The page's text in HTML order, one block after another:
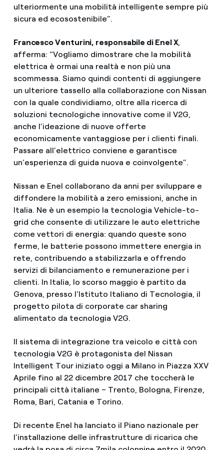
ulteriormente una mobilità intelligente sempre più
sicura ed ecosostenibile”.
Francesco Venturini, responsabile di Enel X,
afferma: “Vogliamo dimostrare che la mobilità
elettrica è ormai una realtà e non più una
scommessa. Siamo quindi contenti di aggiungere
un ulteriore tassello alla collaborazione con Nissan
con la quale condividiamo, oltre alla ricerca di
soluzioni tecnologiche innovative come il V2G,
anche l’ideazione di nuove offerte
economicamente vantaggiose per i clienti finali.
Passare all’elettrico conviene e garantisce
un’esperienza di guida nuova e coinvolgente”.
Nissan e Enel collaborano da anni per sviluppare e
diffondere la mobilità a zero emissioni, anche in
Italia. Ne è un esempio la tecnologia Vehicle-to-
grid che consente di utilizzare le auto elettriche
come vettori di energia: quando queste sono
ferme, le batterie possono immettere energia in
rete, contribuendo a stabilizzarla e offrendo
servizi di bilanciamento e remunerazione per i
clienti. In Italia, lo scorso maggio è partito da
Genova, presso l’Istituto Italiano di Tecnologia, il
progetto pilota di corporate car sharing
alimentato da tecnologia V2G.
Il sistema di integrazione tra veicolo e città con
tecnologia V2G è protagonista del Nissan
Intelligent Tour iniziato oggi a Milano in Piazza XXV
Aprile fino al 22 dicembre 2017 che toccherà le
principali città italiane – Trento, Bologna, Firenze,
Roma, Bari, Catania e Torino.
Di recente Enel ha lanciato il Piano nazionale per
l’installazione delle infrastrutture di ricarica che